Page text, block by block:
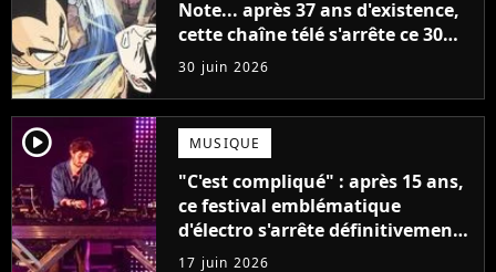
Note... après 37 ans d'existence,
cette chaîne télé s'arrête ce 30
juin 2026 après avoir popularisé
les anime en France
30 juin 2026
player2 MUSIQUE
"C'est compliqué" : après 15 ans,
ce festival emblématique
d'électro s'arrête définitivement
après une dernière édition
17 juin 2026